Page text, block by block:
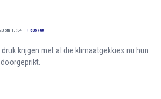
om 10:34 + 535760
krijgen met al die klimaatgekkies nu hun